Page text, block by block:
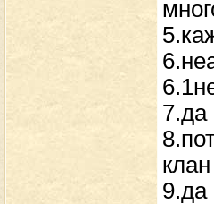
7.да
9.да